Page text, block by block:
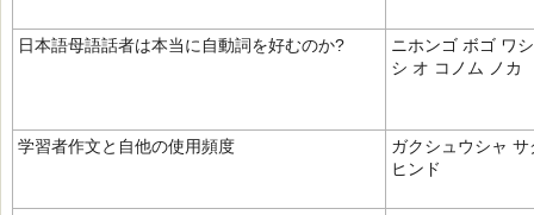
日本語母語話者は本当に自動詞を好むのか?
ニホンゴ ボゴ ワ
シ オ コノム ノカ
学習者作文と自他の使用頻度
ガクシュウシャ
ヒンド